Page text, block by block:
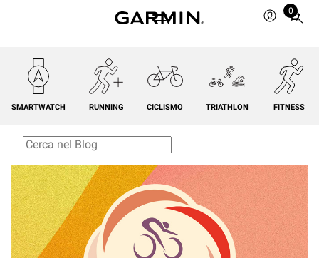
0
Total
cart:
0
SMARTWATCH RUNNING CICLISMO TRIATHLON FITNESS